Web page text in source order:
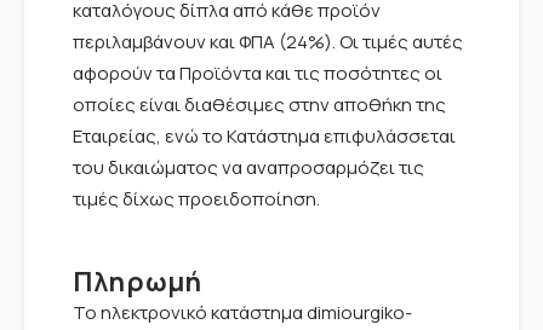
καταλόγους δίπλα από κάθε προϊόν
περιλαμβάνουν και ΦΠΑ (24%). Οι τιμές αυτές
αφορούν τα Προϊόντα και τις ποσότητες οι
οποίες είναι διαθέσιμες στην αποθήκη της
Εταιρείας, ενώ το Κατάστημα επιφυλάσσεται
του δικαιώματος να αναπροσαρμόζει τις
τιμές δίχως προειδοποίηση.
Πληρωμή
Το ηλεκτρονικό κατάστημα dimiourgiko-